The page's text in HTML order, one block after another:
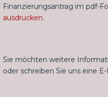
Finanzierungsantrag im pdf-
ausdrucken.
Sie möchten weitere
oder schreiben Sie uns eine E-